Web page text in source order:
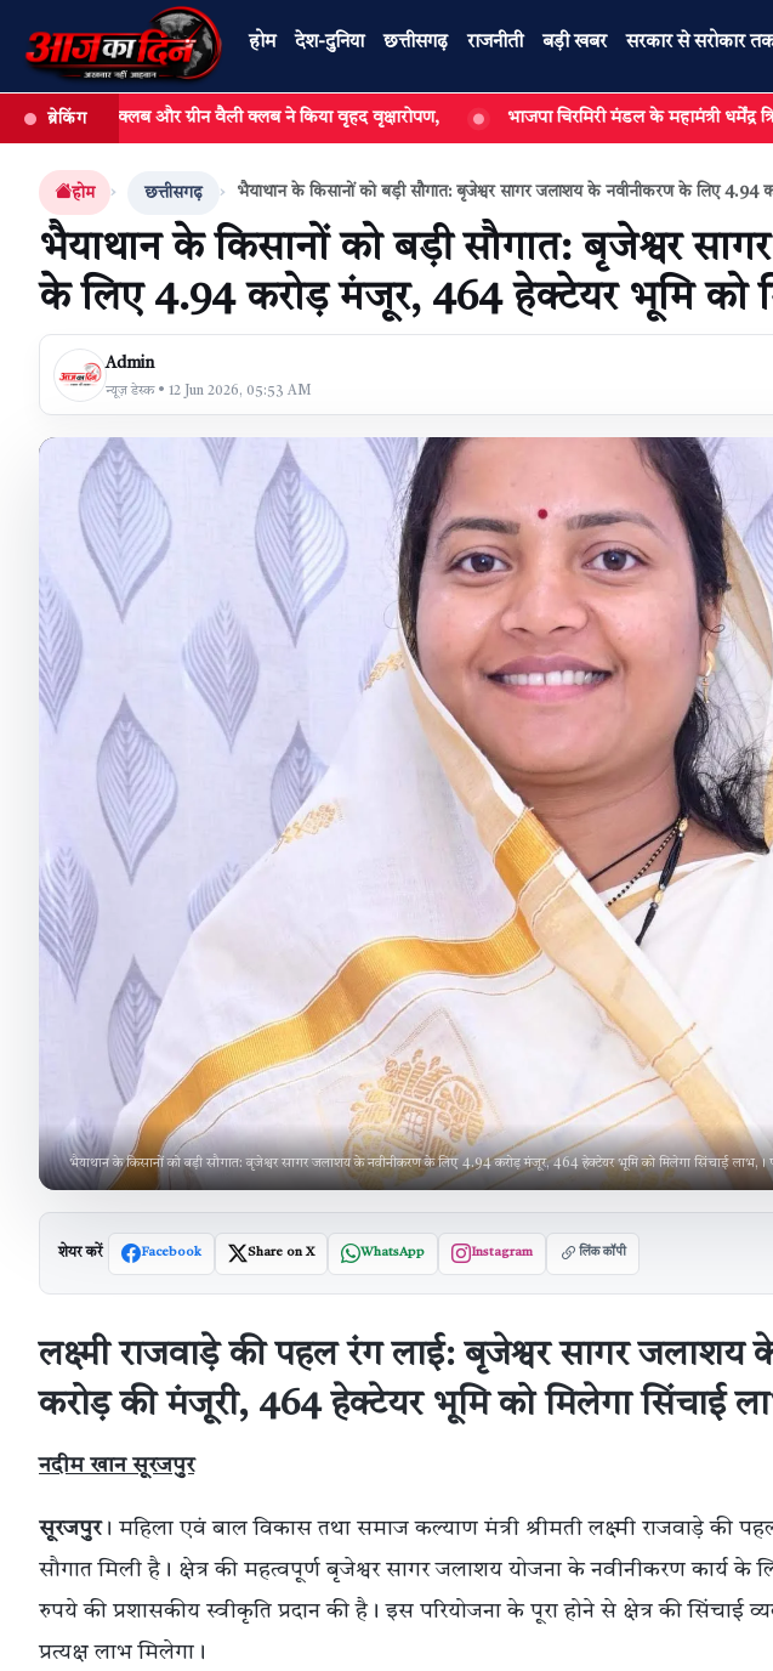
होम देश-दुनिया छत्तीसगढ़ राजनीती बड़ी खबर सरकार से सरोकार
खबर खोजें
ब्रेकिंग
क्लब और ग्रीन वैली क्लब ने किया वृहद वृक्षारोपण, भाजपा चिरमिरी मंडल के महामंत्री धर्मेंद्र त्रिपाठी ने अपने
होम छत्तीसगढ़ भैयाथान के किसानों को बड़ी सौगात: बृजेश्वर सागर जलाशय के नवीनीकरण के लिए 4.94
भैयाथान के किसानों को बड़ी सौगात: बृजेश्वर
के लिए 4.94 करोड़ मंजूर, 464 हेक्टेयर भूमि को
Admin
न्यूज़ डेस्क • 12 Jun 2026, 05:53 AM
भैयाथान के किसानों को बड़ी सौगात: बृजेश्वर सागर जलाशय के नवीनीकरण के लिए 4.94 करोड़ मंजूर, 464 हेक्टेयर भूमि को मिलेगा सिंचाई
शेयर करें Facebook Share on X WhatsApp Instagram लिंक कॉपी
लक्ष्मी राजवाड़े की पहल रंग लाई: बृजेश्वर सागर
करोड़ की मंजूरी, 464 हेक्टेयर भूमि को मिलेगा सिंचाई
नदीम खान सूरजपुर
सूरजपुर। महिला एवं बाल विकास तथा समाज कल्याण मंत्री श्रीमती लक्ष्मी राजवाड़े की
सौगात मिली है। क्षेत्र की महत्वपूर्ण बृजेश्वर सागर जलाशय योजना के नवीनीकरण कार्य
रुपये की प्रशासकीय स्वीकृति प्रदान की है। इस परियोजना के पूरा होने से क्षेत्र की सिंचाई
प्रत्यक्ष लाभ मिलेगा।